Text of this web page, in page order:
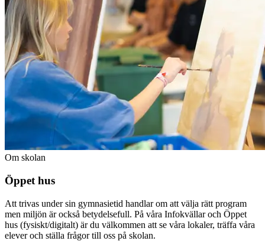
Om skolan
Öppet hus
Att trivas under sin gymnasietid handlar om att välja rätt program
men miljön är också betydelsefull. På våra Infokvällar och Öppet
hus (fysiskt/digitalt) är du välkommen att se våra lokaler, träffa våra
elever och ställa frågor till oss på skolan.